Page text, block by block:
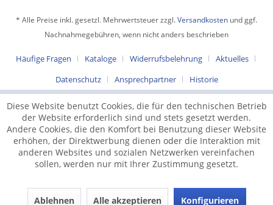
* Alle Preise inkl. gesetzl. Mehrwertsteuer zzgl.Versandkosten und ggf.
Nachnahmegebühren, wenn nicht anders beschrieben
Häufige Fragen Kataloge Widerrufsbelehrung
Aktuelles
Datenschutz
Ansprechpartner Historie
Diese Website benutzt Cookies, die für den technischen Betrieb
der Website erforderlich sind und stets gesetzt werden.
Andere Cookies, die den Komfort bei Benutzung dieser Website
erhöhen, der Direktwerbung dienen oder die Interaktion mit
anderen Websites und sozialen Netzwerken vereinfachen
sollen, werden nur mit Ihrer Zustimmung gesetzt.
Ablehnen Alle akzeptieren Konfigurieren